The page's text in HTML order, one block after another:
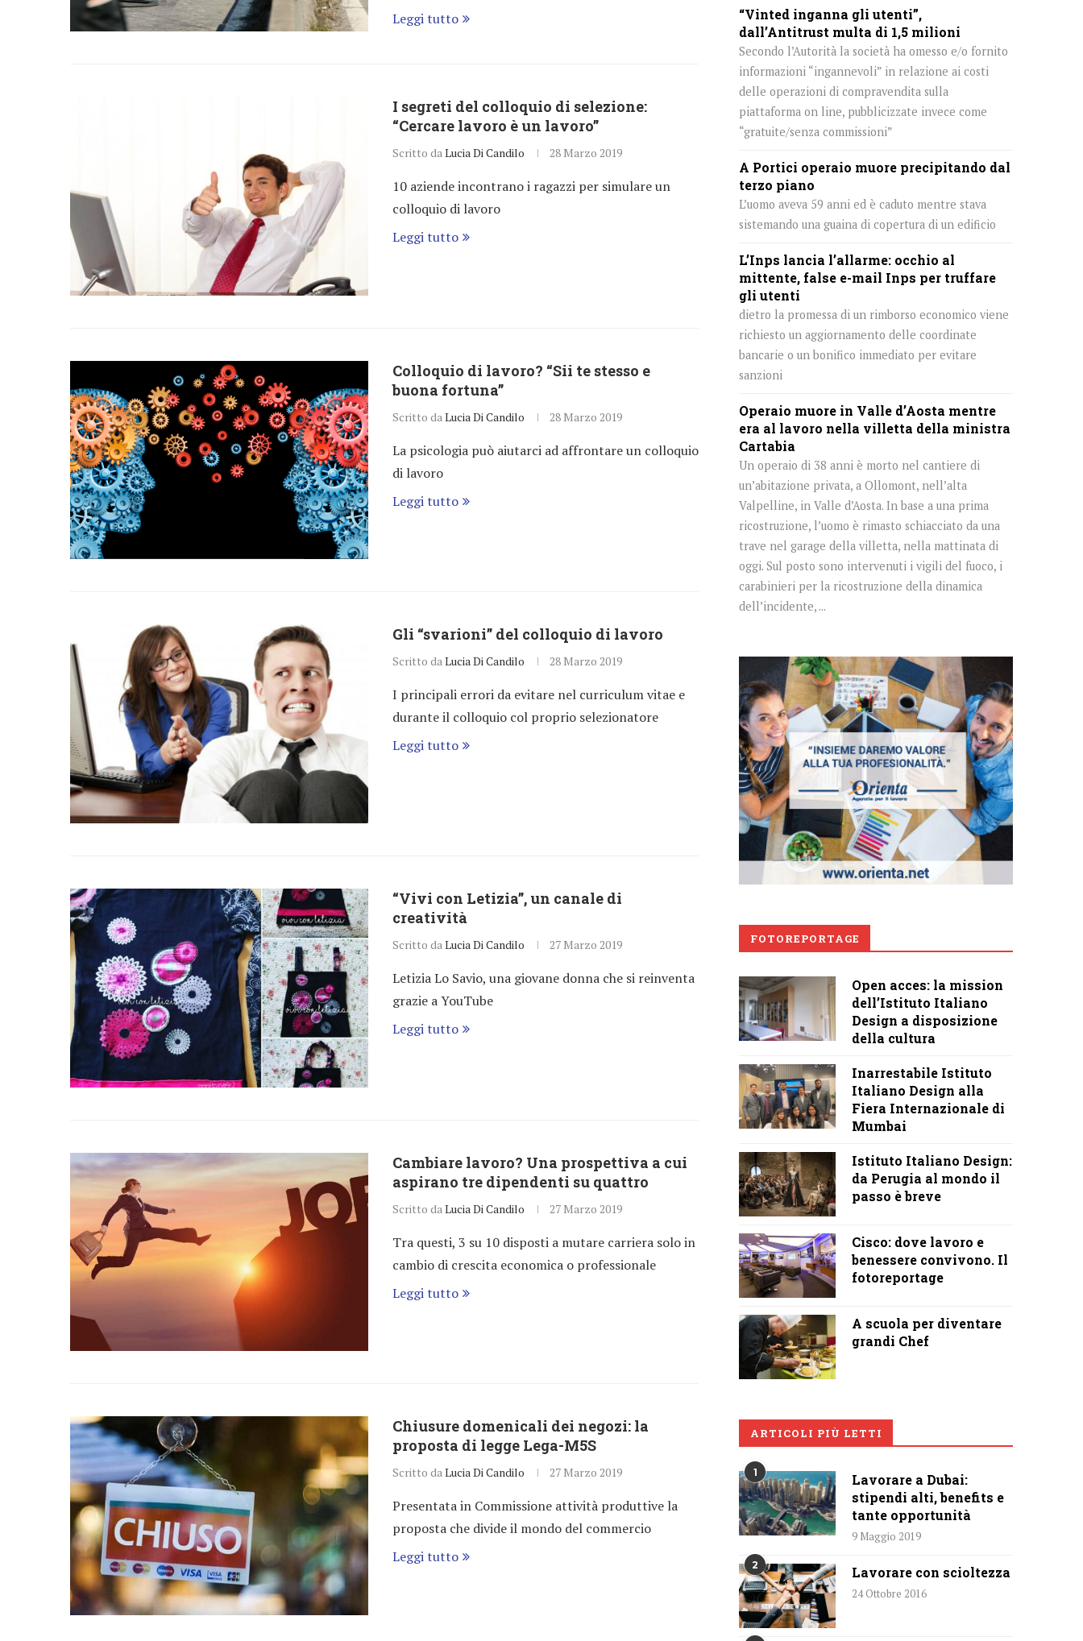
Leggi tutto
I segreti del colloquio di selezione:
“Cercare lavoro è un lavoro”
Scritto daLucia Di Candilo 28 Marzo 2019
10 aziende incontrano i ragazzi per simulare un
colloquio di lavoro
Leggi tutto
Colloquio di lavoro? “Sii te stesso e
buona fortuna”
Scritto daLucia Di Candilo 28 Marzo 2019
La psicologia può aiutarci ad affrontare un colloquio
di lavoro
Leggi tutto
Gli “svarioni” del colloquio di lavoro
Scritto daLucia Di Candilo 28 Marzo 2019
I principali errori da evitare nel curriculum vitae e
durante il colloquio col proprio selezionatore
Leggi tutto
“Vivi con Letizia”, un canale di
creatività
Scritto daLucia Di Candilo 27 Marzo 2019
Letizia Lo Savio, una giovane donna che si reinventa
grazie a YouTube
Leggi tutto
Cambiare lavoro? Una prospettiva a cui
aspirano tre dipendenti su quattro
Scritto da Lucia Di Candilo 27 Marzo 2019
Tra questi, 3 su 10 disposti a mutare carriera solo in
cambio di crescita economica o professionale
Leggi tutto
Chiusure domenicali dei negozi: la
proposta di legge Lega-M5S
Scritto daLucia Di Candilo 27 Marzo 2019
Presentata in Commissione attività produttive la
proposta che divide il mondo del commercio
Leggi tutto
“Vinted inganna gli utenti”,
dall’Antitrust multa di 1,5 milioni
Secondo l’Autorità la società ha omesso e/o fornito
informazioni “ingannevoli” in relazione ai costi
delle operazioni di compravendita sulla
piattaforma on line, pubblicizzate invece come
“gratuite/senza commissioni”
A Portici operaio muore precipitando dal
terzo piano
L’uomo aveva 59 anni ed è caduto mentre stava
sistemando una guaina di copertura di un edificio
L’Inps lancia l’allarme: occhio al
mittente, false e-mail Inps per truffare
gli utenti
dietro la promessa di un rimborso economico viene
richiesto un aggiornamento delle coordinate
bancarie o un bonifico immediato per evitare
sanzioni
Operaio muore in Valle d’Aosta mentre
era al lavoro nella villetta della ministra
Cartabia
Un operaio di 38 anni è morto nel cantiere di
un’abitazione privata, a Ollomont, nell’alta
Valpelline, in Valle d’Aosta. In base a una prima
ricostruzione, l’uomo è rimasto schiacciato da una
trave nel garage della villetta, nella mattinata di
oggi. Sul posto sono intervenuti i vigili del fuoco, i
carabinieri per la ricostruzione della dinamica
dell’incidente, ...
FOTOREPORTAGE
Open acces: la mission
dell’Istituto Italiano
Design a disposizione
della cultura
Inarrestabile Istituto
Italiano Design alla
Fiera Internazionale di
Mumbai
Istituto Italiano Design:
da Perugia al mondo il
passo è breve
Cisco: dove lavoro e
benessere convivono. Il
fotoreportage
A scuola per diventare
grandi Chef
ARTICOLI PIÙ LETTI
1
Lavorare a Dubai:
stipendi alti, benefits e
tante opportunità
9 Maggio 2019
2 Lavorare con scioltezza
24 Ottobre 2016